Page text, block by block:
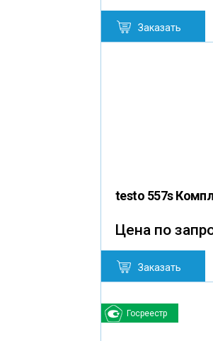
Заказать
testo 557s
Цена по
Заказать
Госреестр